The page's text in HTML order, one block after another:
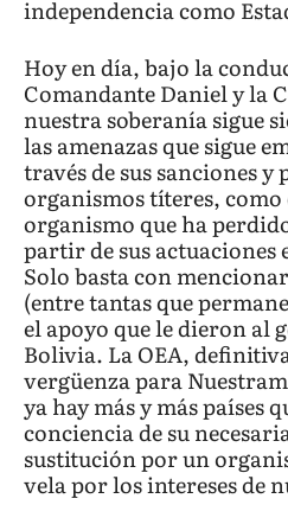
independencia como
Hoy en día, bajo la
Comandante Daniel y la
nuestra soberanía sigue
las amenazas que sigue
través de sus sanciones
organismos títeres, como
organismo que ha
partir de sus actuaciones
Solo basta con
(entre tantas que
el apoyo que le dieron al
Bolivia. La OEA,
vergüenza para
ya hay más y más países
conciencia de su
sustitución por un
vela por los intereses de